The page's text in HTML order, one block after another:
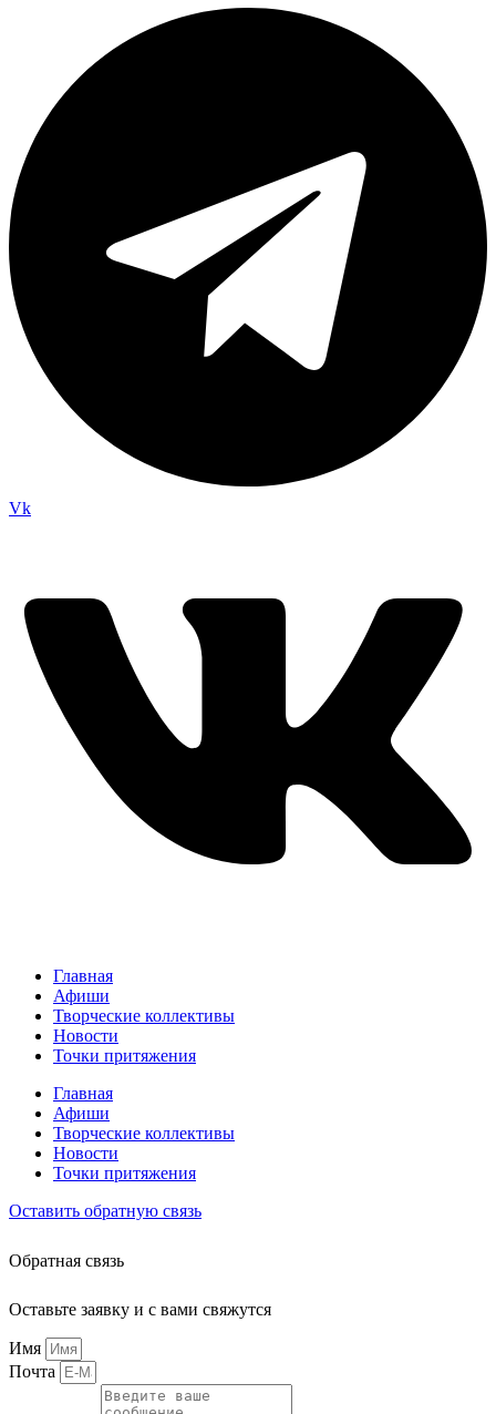
Vk
Главная
Афиши
Творческие коллективы
Новости
Точки притяжения
Главная
Афиши
Творческие коллективы
Новости
Точки притяжения
Оставить обратную связь
Обратная связь
Оставьте заявку и с вами свяжутся
Имя
Почта